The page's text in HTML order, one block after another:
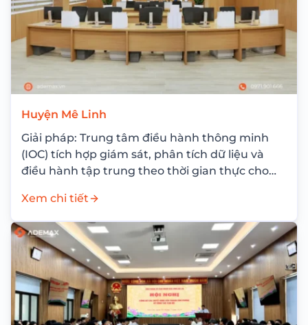
Huyện Mê Linh
Giải pháp: Trung tâm điều hành thông minh
(IOC) tích hợp giám sát, phân tích dữ liệu và
điều hành tập trung theo thời gian thực cho
Xem chi tiết